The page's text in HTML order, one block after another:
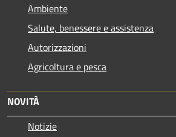
Ambiente
Salute, benessere e assistenza
Autorizzazioni
Agricoltura e pesca
NOVITÀ
Notizie